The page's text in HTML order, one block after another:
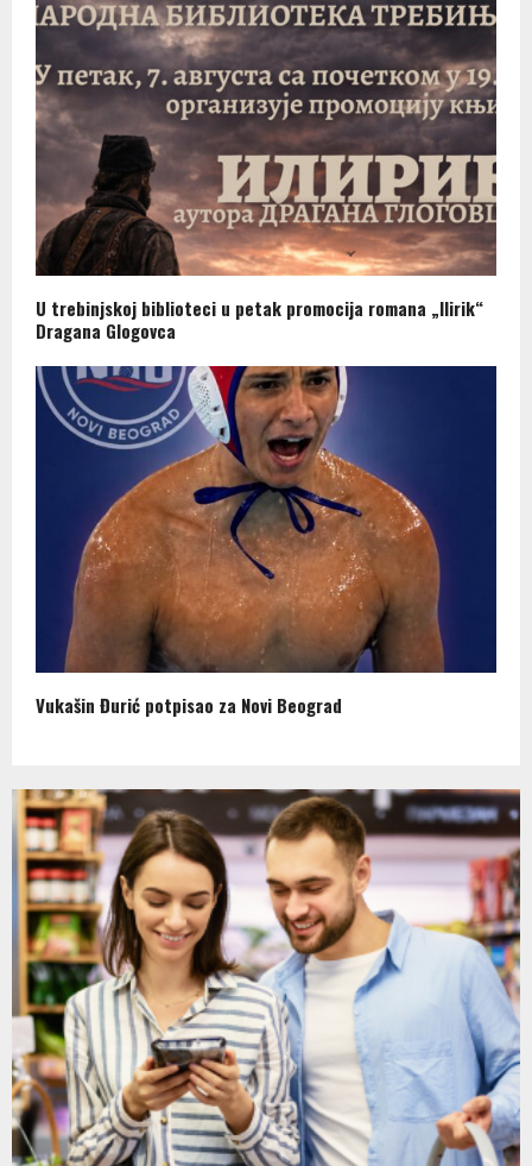
U trebinjskoj biblioteci u petak promocija romana „Ilirik“
Dragana Glogovca
Vukašin Đurić potpisao za Novi Beograd